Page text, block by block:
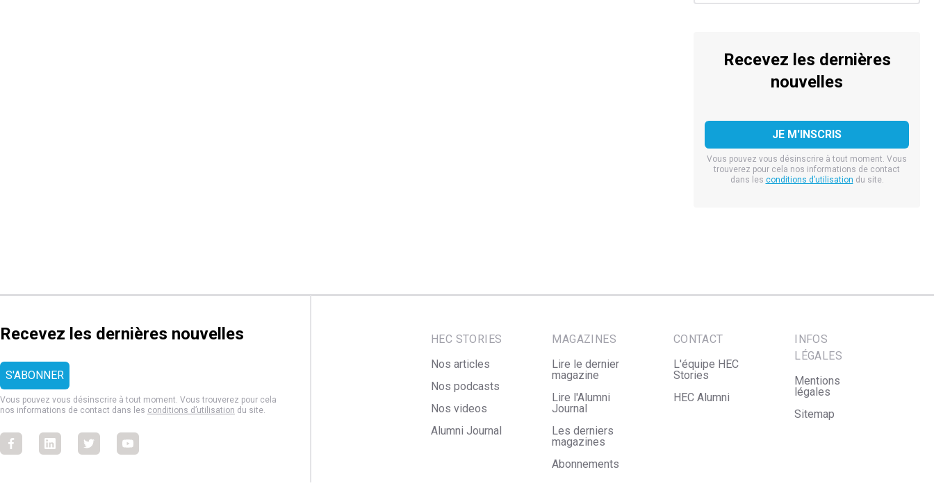
Recevez les dernières
nouvelles
Vous pouvez vous désinscrire à tout moment. Vous
trouverez pour cela nos informations de contact
dans les conditions d’utilisation du site.
Recevez les dernières nouvelles
Vous pouvez vous désinscrire à tout moment. Vous trouverez pour cela
nos informations de contact dans les conditions d’utilisation du site.
FacebookFacebookFacebookFacebook
HEC STORIES
Nos articles
Nos podcasts
Nos videos
Alumni Journal
MAGAZINES
Lire le dernier
magazine
Lire l'Alumni
Journal
Les derniers
magazines
Abonnements
CONTACT
L'équipe HEC
Stories
HEC Alumni
INFOS
LÉGALES
Mentions
légales
Sitemap